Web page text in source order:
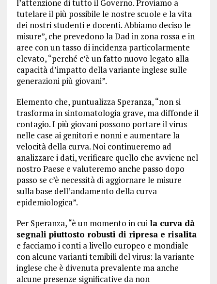
l’attenzione di tutto il Governo. Proviamo a
tutelare il più possibile le nostre scuole e la vita
dei nostri studenti e docenti. Abbiamo deciso le
misure”, che prevedono la Dad in zona rossa e in
aree con un tasso di incidenza particolarmente
elevato, “perché c’è un fatto nuovo legato alla
capacità d’impatto della variante inglese sulle
generazioni più giovani”.
Elemento che, puntualizza Speranza, “non si
trasforma in sintomatologia grave, ma diffonde il
contagio. I più giovani possono portare il virus
nelle case ai genitori e nonni e aumentare la
velocità della curva. Noi continueremo ad
analizzare i dati, verificare quello che avviene nel
nostro Paese e valuteremo anche passo dopo
passo se c’è necessità di aggiornare le misure
sulla base dell’andamento della curva
epidemiologica”.
Per Speranza, “è un momento in cuila curva dà
segnali piuttosto robusti di ripresa e risalita
e facciamo i conti a livello europeo e mondiale
con alcune varianti temibili del virus: la variante
inglese che è divenuta prevalente ma anche
alcune presenze significative da non